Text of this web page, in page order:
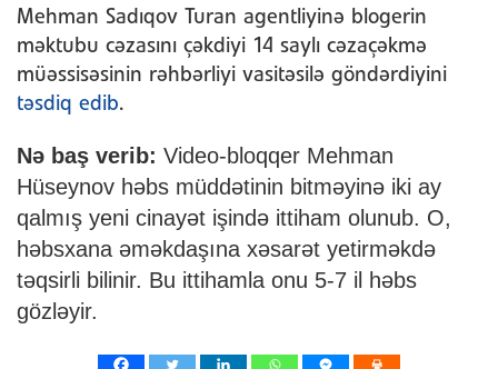
Mehman Sadıqov Turan agentliyinə blogerin
məktubu cəzasını çəkdiyi 14 saylı cəzaçəkmə
müəssisəsinin rəhbərliyi vasitəsilə göndərdiyini
təsdiq edib.
Nə baş verib: Video-bloqqer Mehman
Hüseynov həbs müddətinin bitməyinə iki ay
qalmış yeni cinayət işində ittiham olunub. O,
həbsxana əməkdaşına xəsarət yetirməkdə
təqsirli bilinir. Bu ittihamla onu 5-7 il həbs
gözləyir.